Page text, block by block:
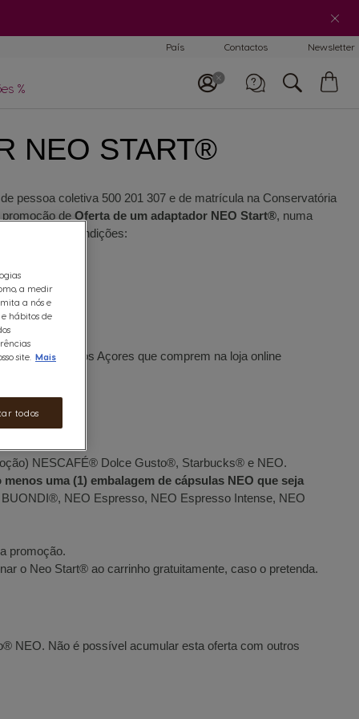
País Contactos Newsletter
para máquinas
%
Telefone
NEO START®
pessoa coletiva 500 201 307 e de matrícula na Conservatória
promoção de Oferta de um adaptador NEO Start®, numa
seguintes condições:
Madeira e dos Açores que comprem na loja online
NESCAFÉ® Dolce Gusto®, Starbucks® e NEO.
uma (1) embalagem de cápsulas NEO que seja
NEO Espresso, NEO Espresso Intense, NEO
promoção.
o Neo Start® ao carrinho gratuitamente, caso o pretenda.
NEO. Não é possível acumular esta oferta com outros
a medir
a nós e
hábitos de
site. Mais
todos